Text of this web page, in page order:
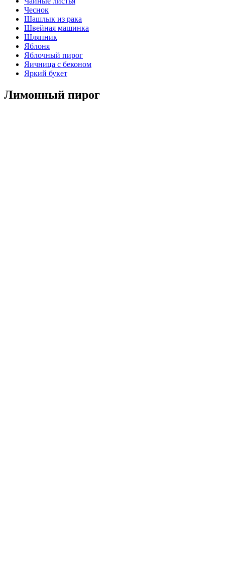
Чеснок
Шашлык из рака
Швейная машинка
Шляпник
Яблоня
Яблочный пирог
Яичница с беконом
Яркий букет
Лимонный пирог